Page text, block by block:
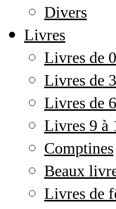
Divers
Livres
Livres de
Livres de
Livres de
Livres 9 à
Comptines
Beaux
Livres de